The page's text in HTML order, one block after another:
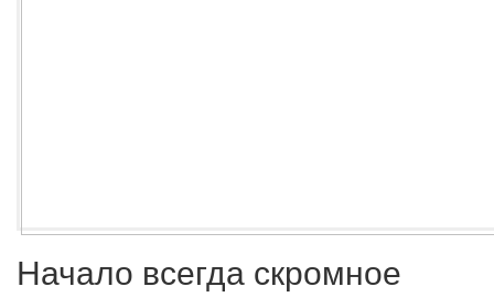
Начало всегда скромное